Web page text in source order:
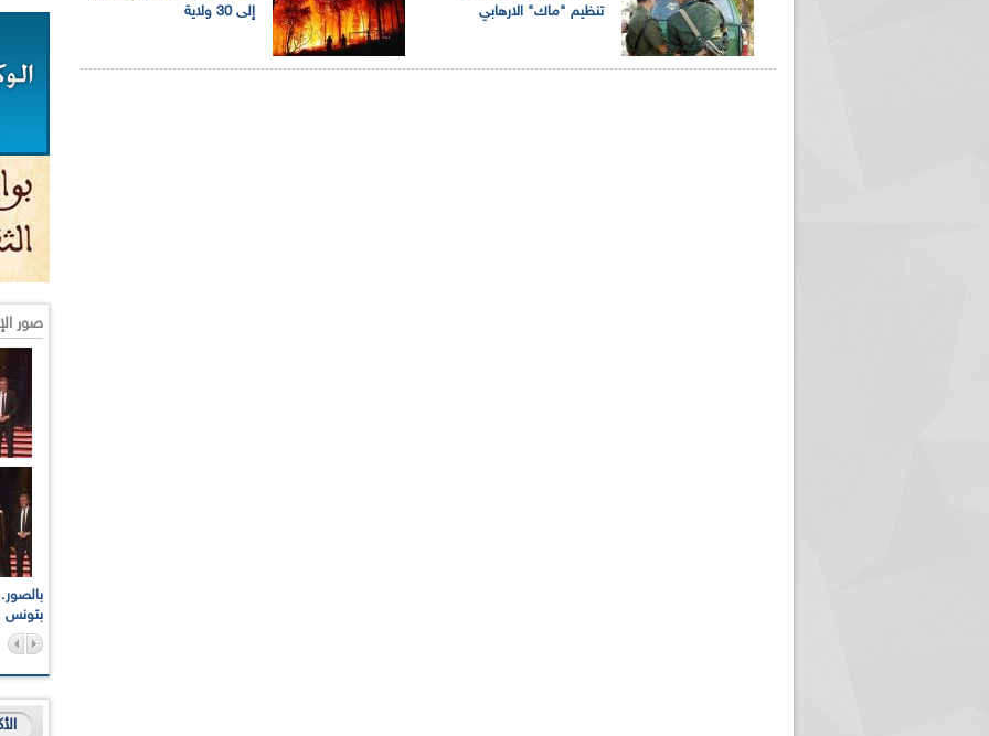
إلى 30 ولاية
تنظيم "ماك" الارهابي
صور
بتونس